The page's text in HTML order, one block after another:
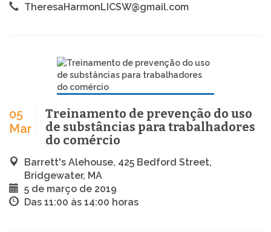
TheresaHarmonLICSW@gmail.com
05
Mar
Treinamento de prevenção do uso
de substâncias para trabalhadores
do comércio
Barrett's Alehouse, 425 Bedford Street,
Bridgewater, MA
5 de março de 2019
Das 11:00 às 14:00 horas